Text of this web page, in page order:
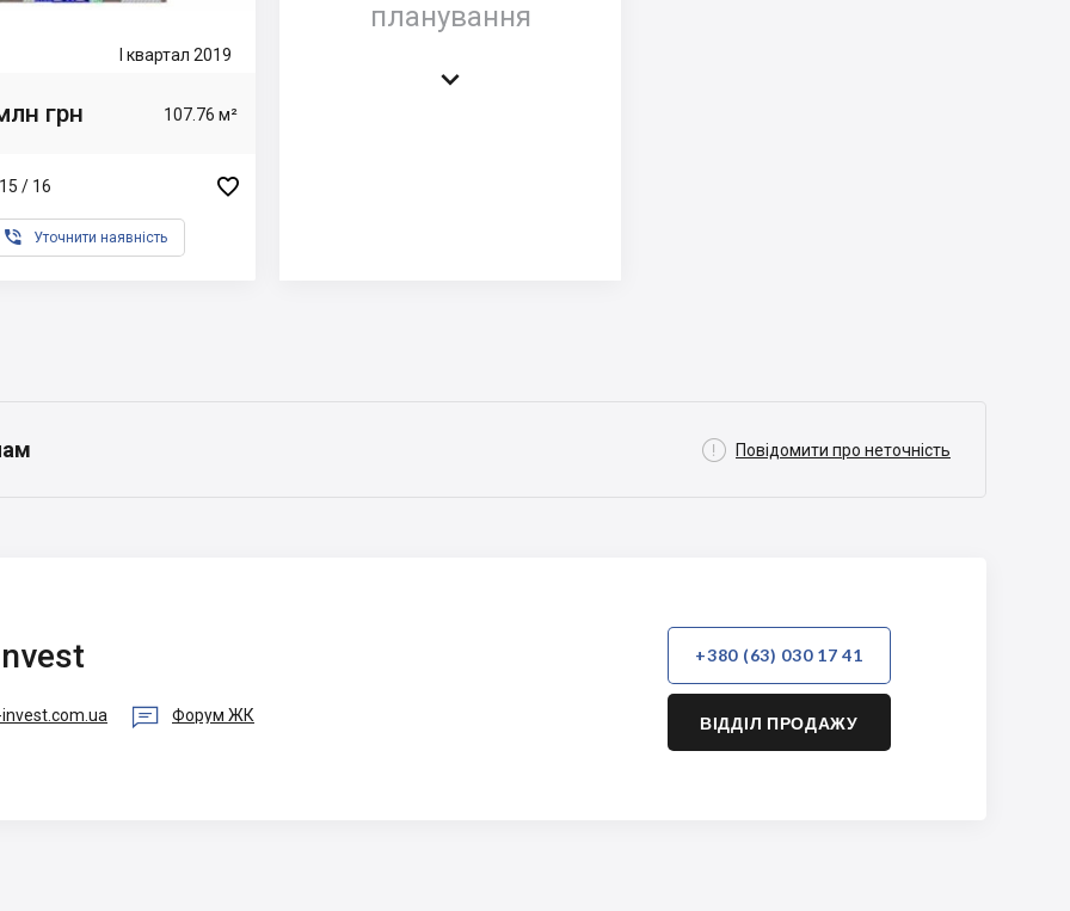
I квартал 2019
грн 107.76 м²
/ 16 
 Уточнити наявність
планування

 Повідомити про неточність
 Форум ЖК
+380 (63) 030 17 41
ВІДДІЛ ПРОДАЖУ